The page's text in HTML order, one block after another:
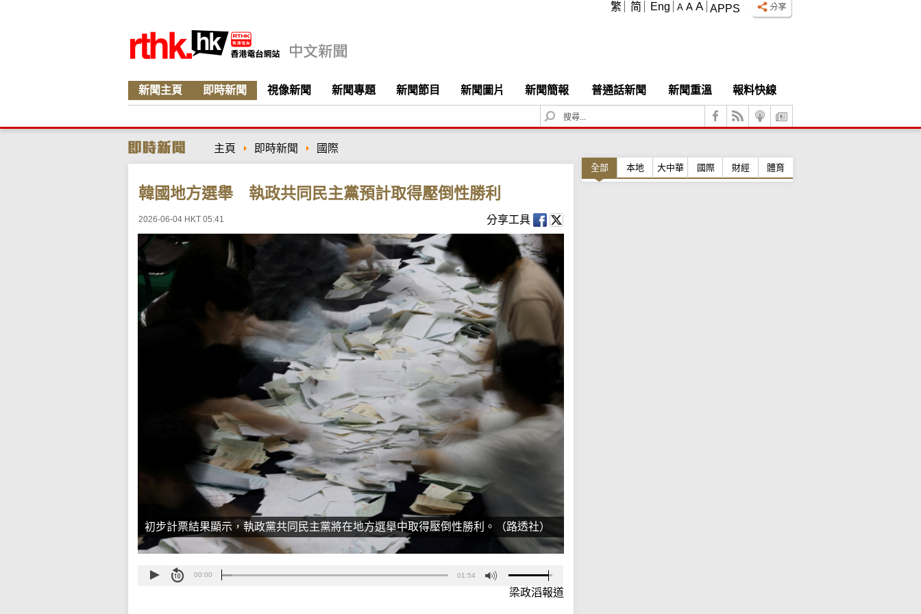
APPS
A A A
繁 简 Eng
新聞主頁 即時新聞 視像新聞 新聞專題 新聞節目 新聞圖片 新聞簡報 普通話新聞 新聞重溫
報料快線
S
e
c
主頁 即時新聞 國際
韓國地方選舉 執政共同民主黨預計取得壓倒性勝利
2026-06-04 HKT 05:41 分享工具
初步計票結果顯示，執政黨共同民主黨將在地方選舉中取得壓倒性勝利。（路透社）
00:00 01:54
梁政滔報道
全部 本地 大中華 國際 財經 體育